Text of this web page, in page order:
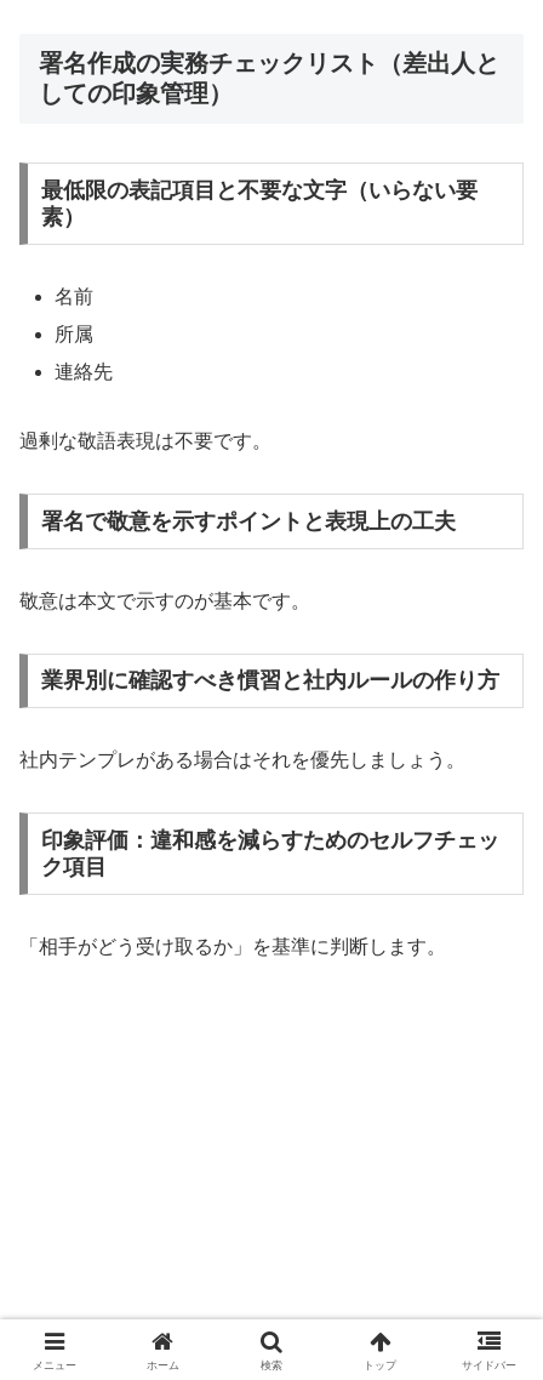
署名作成の実務チェックリスト（差出人と
しての印象管理）
最低限の表記項目と不要な文字（いらない要
素）
名前
所属
連絡先
過剰な敬語表現は不要です。
署名で敬意を示すポイントと表現上の工夫
敬意は本文で示すのが基本です。
業界別に確認すべき慣習と社内ルールの作り方
社内テンプレがある場合はそれを優先しましょう。
印象評価：違和感を減らすためのセルフチェッ
ク項目
「相手がどう受け取るか」を基準に判断します。
メニュー ホーム 検索 トップ サイドバー